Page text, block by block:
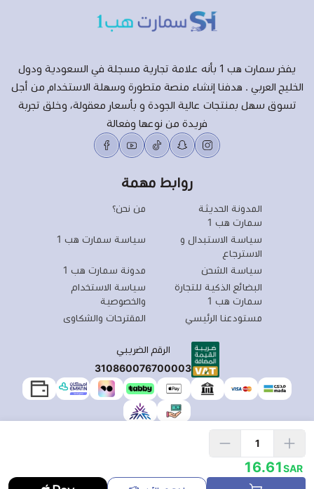
16.61 SAR
يفخر سمارت هب 1 بأنه علامة تجارية مسجلة في السعودية ودول
الخليج العربي . هدفنا إنشاء منصة متطورة وسهلة الاستخدام من أجل
تسوق سهل بمنتجات عالية الجودة و بأسعار معقولة، وخلق تجربة
فريدة من نوعها وفعالة
روابط مهمة
المدونة الحديثة
سمارت هب 1
من نحن؟
سياسة الاستبدال و
الاسترجاع
سياسة سمارت هب 1
سياسة الشحن
مدونة سمارت هب 1
البضائع الذكية للتجارة
سمارت هب 1
سياسة الاستخدام
والخصوصية
مستودعنا الرئيسي
المقترحات والشكاوى
الرقم الضريبي
310860076700003
الحقوق محفوظة | 2026